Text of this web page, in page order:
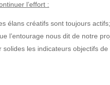
l’effort :
élans créatifs sont toujours actifs;
l’entourage nous dit de notre
solides les indicateurs objectifs